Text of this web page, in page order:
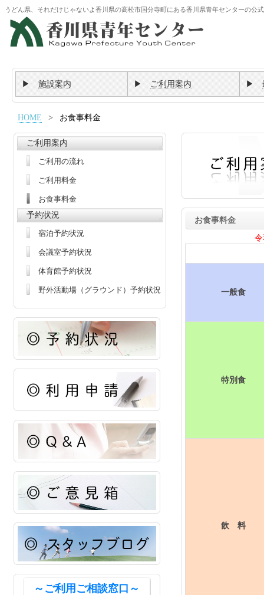
うどん県、それだけじゃないよ香川県の高松市国分寺町にある香川県青年センターの公
▶施設案内 ▶ご利用案内 ▶
HOME > お食事料金
お食事料金
一般食
特別食
飲 料
ご利用案内
ご利用の流れ
ご利用料金
お食事料金
予約状況
宿泊予約状況
会議室予約状況
体育館予約状況
野外活動場（グラウンド）予約状況
～ご利用ご相談窓口～